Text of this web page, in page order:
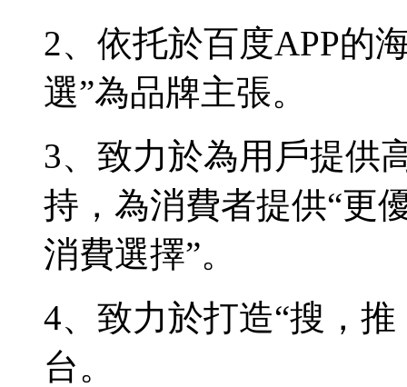
2、依托於百度APP的
選”為品牌主張。
3、致力於為用戶提供
持，為消費者提供“更
消費選擇”。
4、致力於打造“搜，
台。